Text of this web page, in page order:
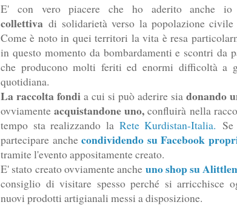
E' con vero piacere che ho aderito anche
collettiva di solidarietà verso la popolazione
Come è noto in quei territori la vita è resa
in questo momento da bombardamenti e scontri da
che producono molti feriti ed enormi difficoltà a
quotidiana.
La raccolta fondi a cui si può aderire sia donando
ovviamenteacquistandone uno, confluirà nella
tempo sta realizzando la Rete Kurdistan-Italia.
partecipare anche condividendo su Facebook
tramite l'evento appositamente creato.
E' stato creato ovviamente anche uno shop su
consiglio di visitare spesso perché si arricchisce
nuovi prodotti artigianali messi a disposizione.